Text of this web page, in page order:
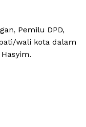
Pemilu DPD,
wali kota dalam